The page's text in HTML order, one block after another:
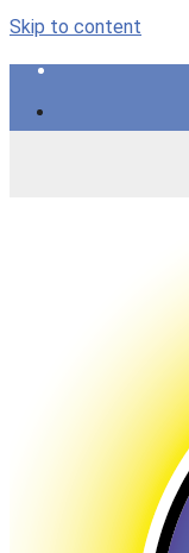
Skip to content